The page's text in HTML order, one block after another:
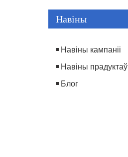
Навіны
Навіны кампаніі
Навіны прадуктаў
Блог